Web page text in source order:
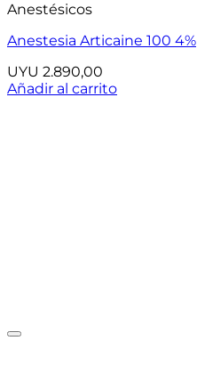
Anestésicos
Anestesia Articaine 100 4%
UYU 2.890,00
Añadir al carrito